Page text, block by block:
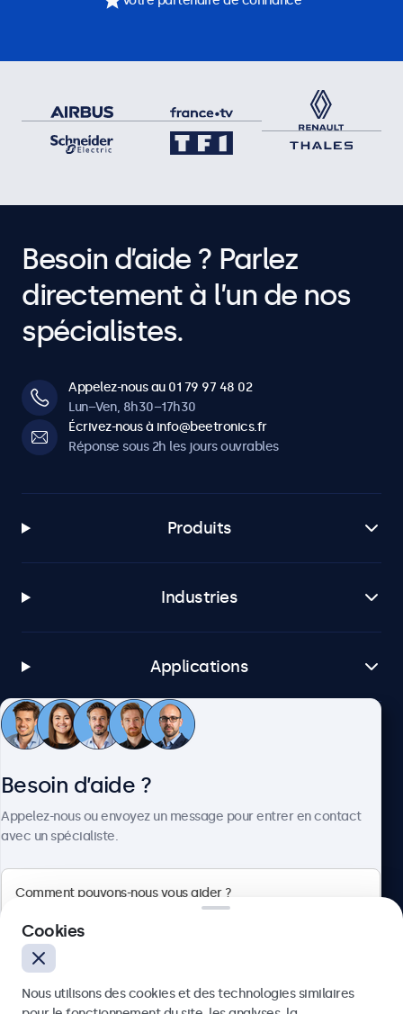
Besoin d’aide ? Parlez
directement à l’un de nos
spécialistes.
Appelez-nous au 01 79 97 48 02
Lun–Ven, 8h30–17h30
Écrivez-nous à info@beetronics.fr
Réponse sous 2h les jours ouvrables
Produits
Industries
Applications
Service client
4.8/5 noté par 5000+ entreprises
Besoin d’aide ?
Appelez-nous ou envoyez un message pour entrer en contact
avec un spécialiste.
Cookies
Nous utilisons des cookies et des technologies similaires